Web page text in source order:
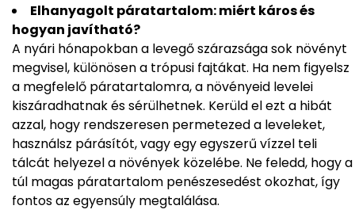
Elhanyagolt páratartalom: miért káros és
hogyan javítható?
A nyári hónapokban a levegő szárazsága sok növényt
megvisel, különösen a trópusi fajtákat. Ha nem figyelsz
a megfelelő páratartalomra, a növényeid levelei
kiszáradhatnak és sérülhetnek. Kerüld el ezt a hibát
azzal, hogy rendszeresen permetezed a leveleket,
használsz párásítót, vagy egy egyszerű vízzel teli
tálcát helyezel a növények közelébe. Ne feledd, hogy a
túl magas páratartalom penészesedést okozhat, így
fontos az egyensúly megtalálása.